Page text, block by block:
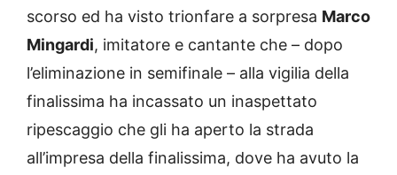
scorso ed ha visto trionfare a sorpresa Marco
Mingardi, imitatore e cantante che – dopo
l’eliminazione in semifinale – alla vigilia della
finalissima ha incassato un inaspettato
ripescaggio che gli ha aperto la strada
all’impresa della finalissima, dove ha avuto la